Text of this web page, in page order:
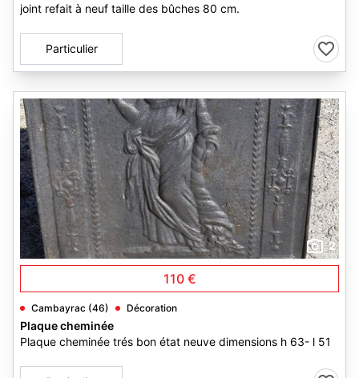
joint refait à neuf taille des bûches 80 cm.
Particulier
2
110 €
Cambayrac (46) Décoration
Plaque cheminée
Plaque cheminée trés bon état neuve dimensions h 63- l 51